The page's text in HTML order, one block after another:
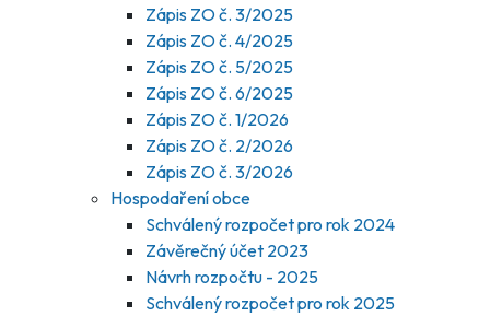
Zápis ZO č. 3/2025
Zápis ZO č. 4/2025
Zápis ZO č. 5/2025
Zápis ZO č. 6/2025
Zápis ZO č. 1/2026
Zápis ZO č. 2/2026
Zápis ZO č. 3/2026
Hospodaření obce
Schválený rozpočet pro rok 2024
Závěrečný účet 2023
Návrh rozpočtu - 2025
Schválený rozpočet pro rok 2025